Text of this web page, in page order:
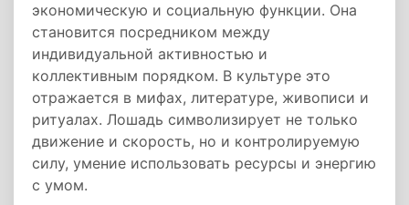
экономическую и социальную функции. Она
становится посредником между
индивидуальной активностью и
коллективным порядком. В культуре это
отражается в мифах, литературе, живописи и
ритуалах. Лошадь символизирует не только
движение и скорость, но и контролируемую
силу, умение использовать ресурсы и энергию
с умом.